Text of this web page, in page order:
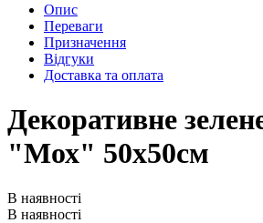
Опис
Переваги
Призначення
Відгуки
Доставка та оплата
Декоративне
"Мох" 50х50см
В наявності
В наявності